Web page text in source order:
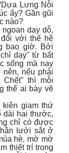
Lưng Nỗi
ấy? Gần gũi
nào?
dạy dỗ,
với thế hệ
bao giờ. Bởi
dạy" từ bất
sống mà nay
nếu phải
Chết" thì mỗi
thể ai bày vẽ
kiên giam thứ
dài hai thước,
chỉ có được
lưới sắt ở
hè, mờ mờ
thiết trí trong